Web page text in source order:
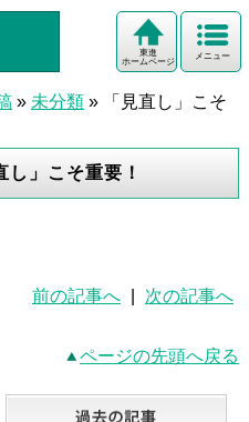
メニュー
東進
ホームページ
» 未分類 » 「見直し」こそ
」こそ重要！
前の記事へ 次の記事へ
ページの先頭へ戻る
最新記事一覧